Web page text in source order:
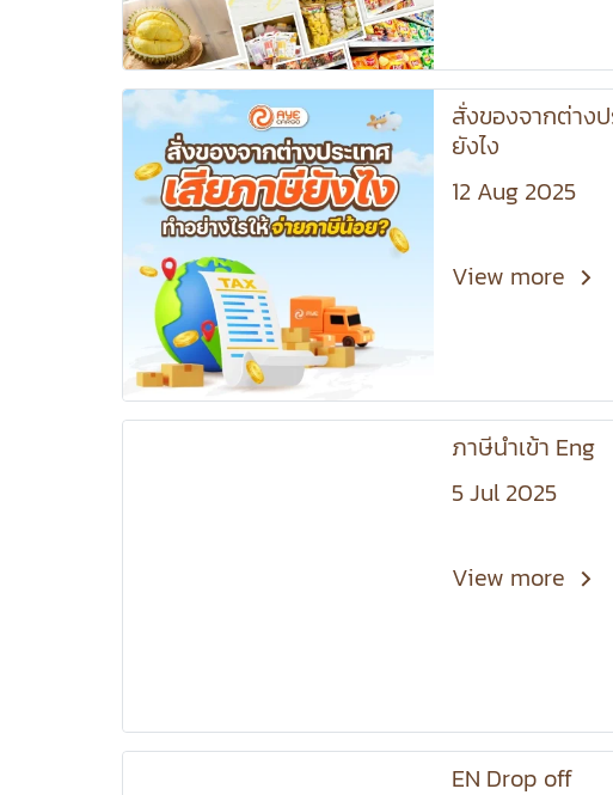
สั่งของจากต่าง
ยังไง
12 Aug 2025
View more
ภาษีนำเข้า Eng
5 Jul 2025
View more
EN Drop off